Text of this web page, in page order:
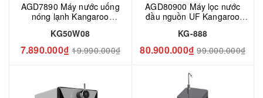
AGD7890 Máy nước uống
nóng lạnh Kangaroo
KG50W08
7.890.000₫ 19.990.000₫
AGD80900 Máy lọc nước
đầu nguồn UF Kangaroo
KG-888
80.900.000₫ 99.000.000₫